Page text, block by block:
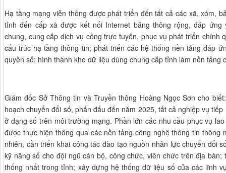
Hạ tầng mạng viễn thông được phát triển đến tất cả các xã, xóm,
tỉnh đến cấp xã được kết nối Internet băng thông rộng, đáp
chung, cung cấp dịch vụ công trực tuyến, phục vụ phát triển chính
cấu trúc hạ tầng thông tin; phát triển các hệ thống nền tảng đáp
quyền số; hình thành kho dữ liệu dùng chung cấp tỉnh làm nền tảng
Giám đốc Sở Thông tin và Truyền thông Hoàng Ngọc Sơn cho
hoạch chuyển đổi số, phấn đấu đến năm 2025, tất cả nghiệp vụ
ở dạng số trên môi trường mạng. Phần lớn các nhu cầu phục vụ
được thực hiện thông qua các nền tảng công nghệ thông tin thông
nhiên, cần triển khai công tác đào tạo nguồn nhân lực chuyển đổi
kỹ năng số cho đội ngũ cán bộ, công chức, viên chức trên địa
thống nhất trong tỉnh; xây dựng hệ thống dữ liệu số của các lĩnh